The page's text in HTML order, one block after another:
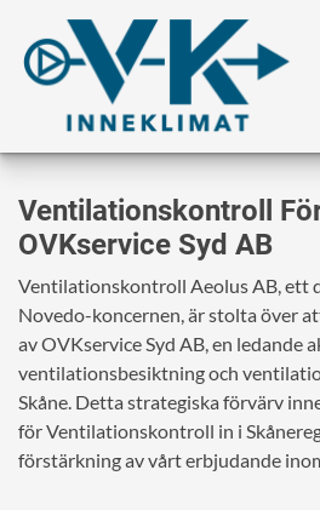
Ventilationskontroll
OVKservice Syd AB
Ventilationskontroll Aeolus AB, ett
Novedo-koncernen, är stolta över
av OVKservice Syd AB, en ledande
ventilationsbesiktning och
Skåne. Detta strategiska förvärv
för Ventilationskontroll in i
förstärkning av vårt erbjudande